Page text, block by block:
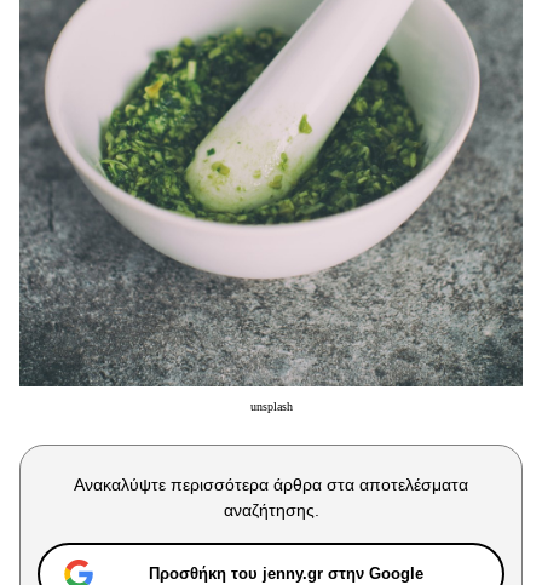
Well being
Ψυχολογία
Υγεία + Διατροφή
Σχέσεις & Σεξ
Fitness
Woman Power
Parenting
Working Girl
Real Women
Πρόσωπα
Celebrities
Who
unsplash
Ανακαλύψτε περισσότερα άρθρα στα αποτελέσματα
αναζήτησης.
Προσθήκη του jenny.gr στην Google